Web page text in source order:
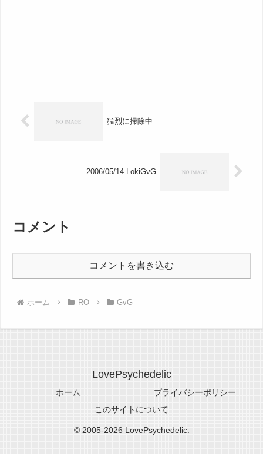
猛烈に掃除中
2006/05/14 LokiGvG
コメント
コメントを書き込む
ホーム RO GvG
LovePsychedelic
ホーム
プライバシーポリシー
このサイトについて
© 2005-2026 LovePsychedelic.